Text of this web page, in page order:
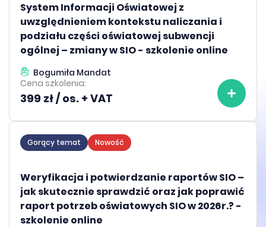
System Informacji Oświatowej z
uwzględnieniem kontekstu naliczania i
podziału części oświatowej subwencji
ogólnej – zmiany w SIO - szkolenie online
Bogumiła Mandat
Cena szkolenia:
399 zł / os. + VAT
Gorący temat Nowość
Weryfikacja i potwierdzanie raportów SIO –
jak skutecznie sprawdzić oraz jak poprawić
raport potrzeb oświatowych SIO w 2026r.? -
szkolenie online